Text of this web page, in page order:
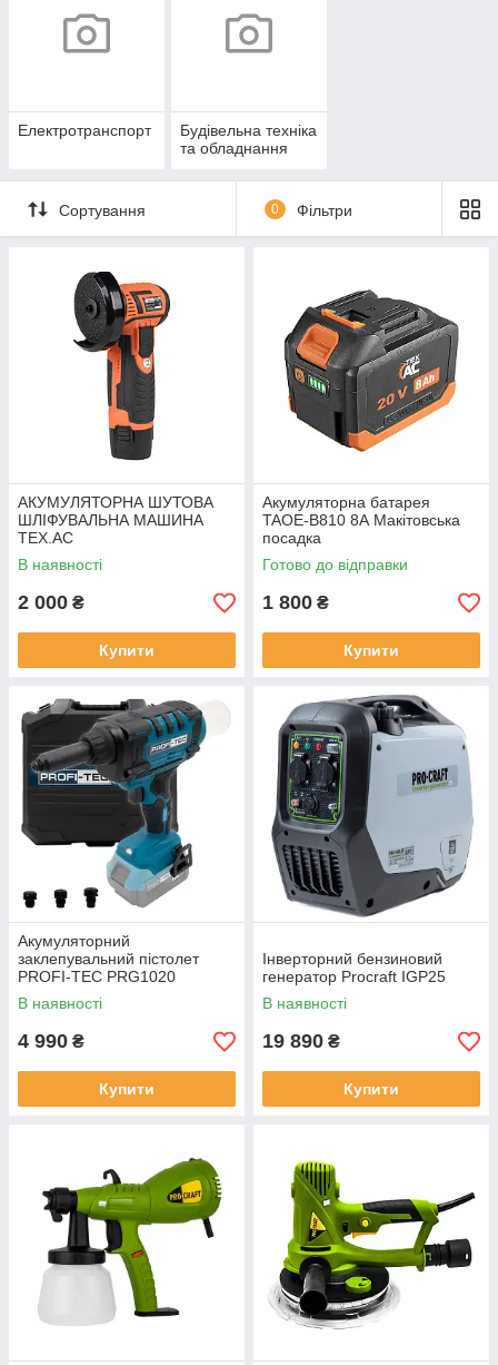
Електротранспорт
Будівельна техніка
та обладнання
Сортування 0 Фільтри
АКУМУЛЯТОРНА ШУТОВА
ШЛІФУВАЛЬНА МАШИНА
TEX.AC
В наявності
2 000 ₴
Купити
Акумуляторна батарея
TAOE-B810 8А Макітовська
посадка
Готово до відправки
1 800 ₴
Купити
Акумуляторний
заклепувальний пістолет
PROFI-TEC PRG1020
POWERLine (без
акумулятора та зарядного
пристрою)
В наявності
4 990 ₴
Купити
Інверторний бензиновий
генератор Procraft IGP25
В наявності
19 890 ₴
Купити